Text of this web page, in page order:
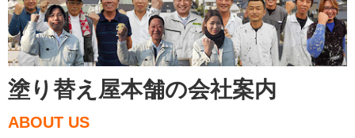
塗り替え屋本舗の会社案内
ABOUT US